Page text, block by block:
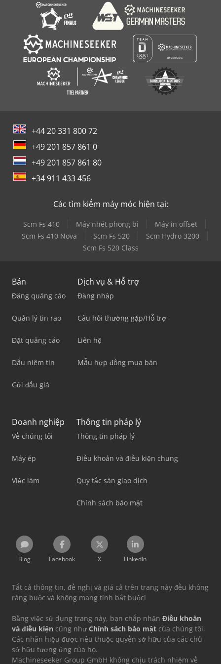
Sahinler Pk 35 F
+44 20 331 800 72
+49 201 857 861 0
+49 201 857 861 80
+34 911 433 456
Các tìm kiếm máy móc hiện tại:
Scm Fs 410 Máy nhét phong bì
Máy in offset
Scm Fs 410 Nova
Scm Fs 520
Scm Hydro 3200
Scm Fs 520 Class
Bán
Đăng quảng cáo
Quản lý tin rao
Đặt quảng cáo
Dấu niêm tin
Gửi đấu giá
Dịch vụ & Hỗ trợ
Đăng nhập
Câu hỏi thường gặp/Hỗ trợ
Liên hệ
Mẫu hợp đồng mua bán
Doanh nghiệp
Về chúng tôi
Máy ép
Việc làm
Thông tin pháp lý
Thông tin pháp lý
Điều khoản và điều kiện chung
Quy tắc sàn giao dịch
Chính sách bảo mật
Blog Facebook X LinkedIn
Tất cả thông tin, đề nghị và giá cả trên trang này đều không
ràng buộc và không mang tính bắt buộc!
Bằng việc sử dụng trang này, bạn chấp nhận Điều khoản
và điều kiện cũng như Chính sách bảo mật của chúng tôi.
Các nhãn hiệu được nêu thuộc quyền sở hữu của các chủ
sở hữu tương ứng của họ.
Machineseeker Group GmbH không chịu trách nhiệm về